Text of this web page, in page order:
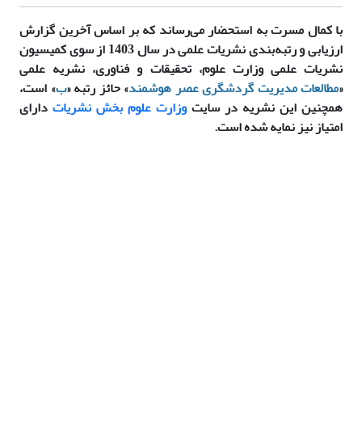
با کمال مسرت به استحضار می‌رساند که بر اساسآخرینگزارش
ارزیابی و رتبه‌بندی نشریات علمی در سال 1403 از سوی کمیسیون
نشریات علمی وزارت علوم، تحقیقات و فناوری، نشریه علمی
«مطالعات مدیریت گردشگری عصر هوشمند» حائز رتبه «ب» است،
همچنین این نشریه در سایت وزارت علوم بخش نشریات دارای
امتیاز نیز نمایه شده است.